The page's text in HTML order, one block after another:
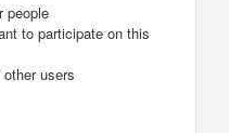
people
to participate on this
users